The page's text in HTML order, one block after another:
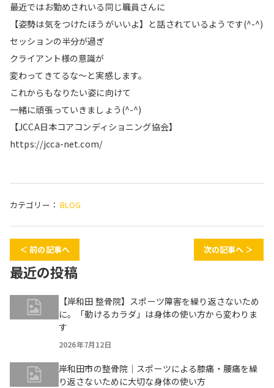
最近ではお勤めされいる同じ職員さんに
【姿勢は気をつけたほうがいいよ】と話されているようです(^-^)
セッションの半分が過ぎ
クライアント様の意識が
変わってきてるな～と実感します。
これからもなりたい姿に向けて
一緒に頑張っていきましょう(^-^)
【JCCA日本コアコンディショニング協会】
https://jcca-net.com/
カテゴリー： BLOG
＜ 前の記事へ 次の記事へ ＞
最近の投稿
【岸和田 整骨院】スポーツ障害を繰り返さないため
に。「動けるカラダ」は身体の使い方から変わりま
す
2026年7月12日
岸和田市の整骨院｜スポーツによる膝痛・腰痛を繰
り返さないために大切な身体の使い方